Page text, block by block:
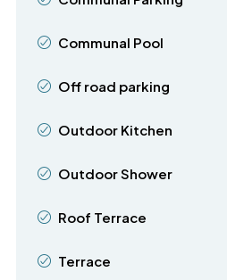
Communal Pool
Off road parking
Outdoor Kitchen
Outdoor Shower
Roof Terrace
Terrace